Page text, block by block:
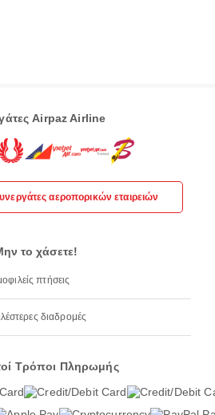
Airpaz Airline
αεροπορικών εταιρειών
το χάσετε!
πτήσεις
διαδρομές
Τρόποι Πληρωμής